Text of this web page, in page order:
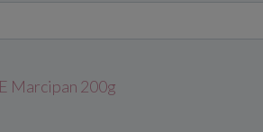
Marcipan 200g